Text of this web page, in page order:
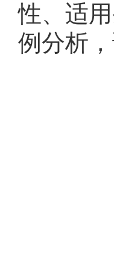
性、适
例分析